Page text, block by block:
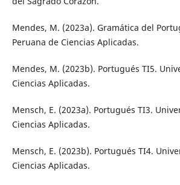
Mendes, M. (2023a). Gramática del
Peruana de Ciencias Aplicadas.
Mendes, M. (2023b). Portugués TI5.
Ciencias Aplicadas.
Mensch, E. (2023a). Portugués TI3.
Ciencias Aplicadas.
Mensch, E. (2023b). Portugués TI4.
Ciencias Aplicadas.